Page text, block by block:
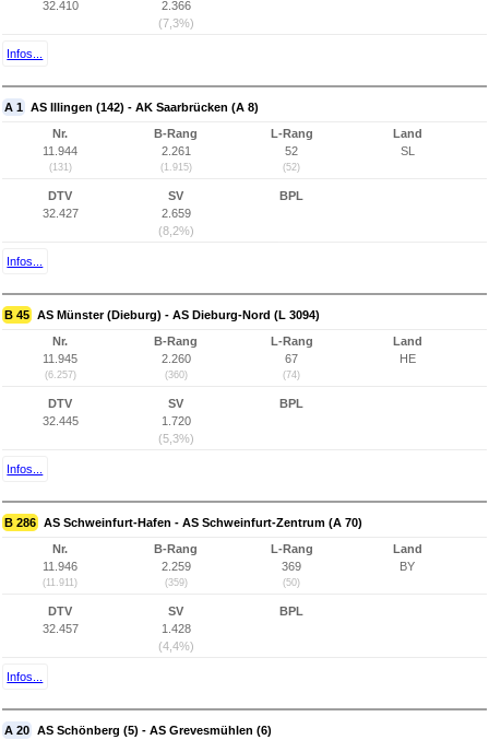
32.410
2.366
(7,3%)
Infos...
A 1 AS Illingen (142) - AK Saarbrücken (A 8)
Nr.
11.944
(131)
B-Rang
2.261
(1.915)
L-Rang
52
(52)
Land
SL
DTV
32.427
SV
2.659
(8,2%)
BPL
Infos...
B 45 AS Münster (Dieburg) - AS Dieburg-Nord (L 3094)
Nr.
11.945
(6.257)
B-Rang
2.260
(360)
L-Rang
67
(74)
Land
HE
DTV
32.445
SV
1.720
(5,3%)
BPL
Infos...
B 286 AS Schweinfurt-Hafen - AS Schweinfurt-Zentrum (A 70)
Nr.
11.946
(11.911)
B-Rang
2.259
(359)
L-Rang
369
(50)
Land
BY
DTV
32.457
SV
1.428
(4,4%)
BPL
Infos...
A 20 AS Schönberg (5) - AS Grevesmühlen (6)